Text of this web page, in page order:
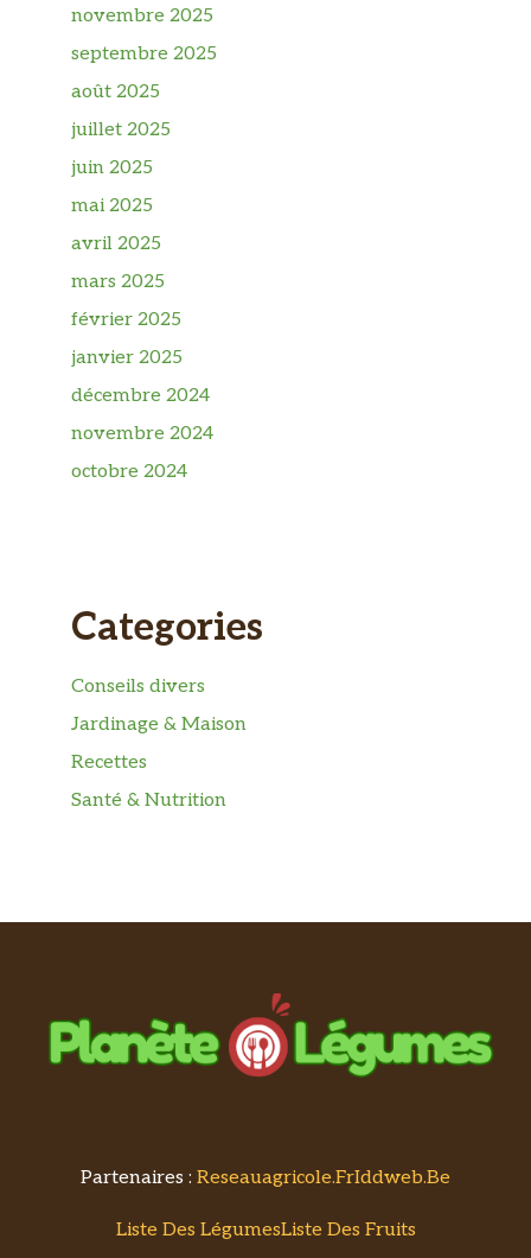
novembre 2025
septembre 2025
août 2025
juillet 2025
juin 2025
mai 2025
avril 2025
mars 2025
février 2025
janvier 2025
décembre 2024
novembre 2024
octobre 2024
Categories
Conseils divers
Jardinage & Maison
Recettes
Santé & Nutrition
Partenaires : Reseauagricole.frIddweb.be
Liste Des LégumesListe Des Fruits